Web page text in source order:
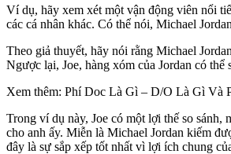
Ví dụ, hãy xem xét một vận động viên nổi
các cá nhân khác. Có thể nói, Michael
Theo giả thuyết, hãy nói rằng Michael
Ngược lại, Joe, hàng xóm của Jordan có
Xem thêm: Phí Doc Là Gì – D/O Là Gì Và
Trong ví dụ này, Joe có một lợi thế so sánh,
cho anh ấy. Miễn là Michael Jordan kiếm
đây là sự sắp xếp tốt nhất vì lợi ích chung